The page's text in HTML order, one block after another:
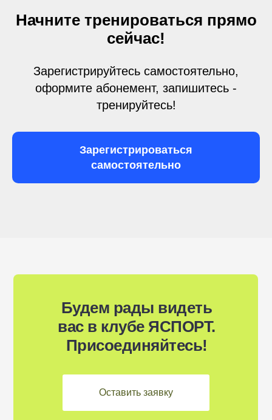
Начните тренироваться прямо
сейчас!
Зарегистрируйтесь самостоятельно,
оформите абонемент, запишитесь -
тренируйтесь!
Зарегистрироваться
самостоятельно
Будем рады видеть
вас в клубе ЯСПОРТ.
Присоединяйтесь!
Оставить заявку